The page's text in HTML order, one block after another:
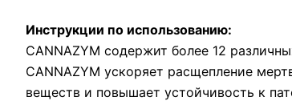
Инструкции по использованию:
CANNAZYM содержит более 12
CANNAZYM ускоряет расщепление
веществ и повышает устойчивость к